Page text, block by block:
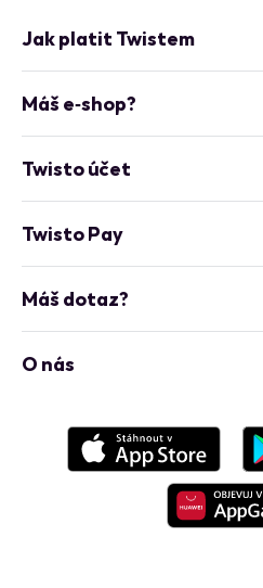
Jak platit Twistem
Máš e‑shop?
Twisto účet
Twisto Pay
Máš dotaz?
O nás